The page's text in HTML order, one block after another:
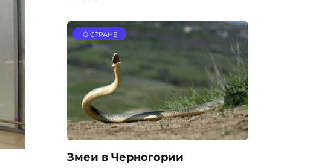
О СТРАНЕ
Змеи в Черногории